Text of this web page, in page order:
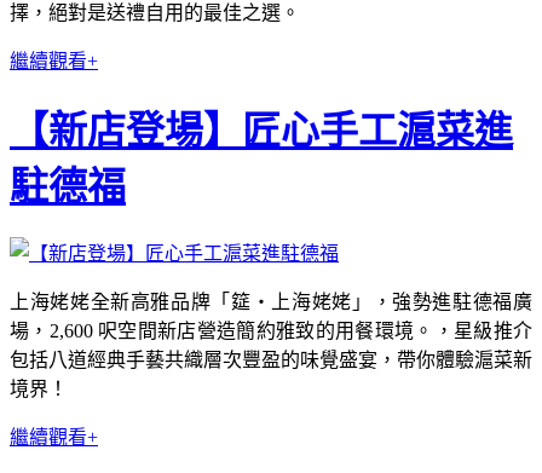
擇，絕對是送禮自用的最佳之選。
繼續觀看+
【新店登場】匠心手工滬菜進
駐德福
上海姥姥全新高雅品牌「筵‧上海姥姥」，強勢進駐德福廣
場，2,600 呎空間新店營造簡約雅致的用餐環境。，星級推介
包括八道經典手藝共織層次豐盈的味覺盛宴，帶你體驗滬菜新
境界！
繼續觀看+